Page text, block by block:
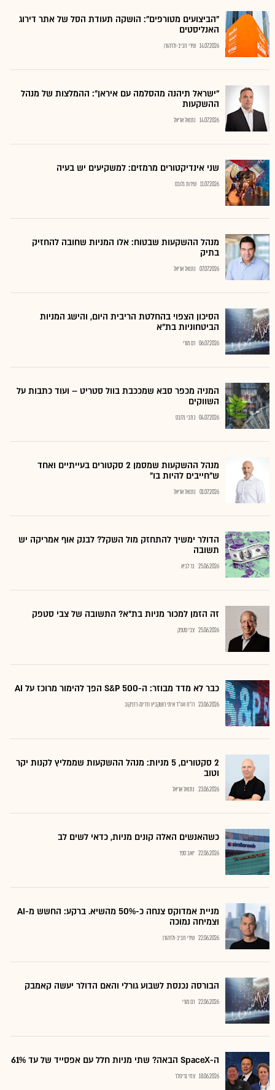
"הביצועים מטורפים": הושקה תעודת הסל של אתר דירוג
האנליסטים
14.07.2026 שירי חביב-ולדהורן
"ישראל תיהנה מהסלמה עם איראן": ההמלצות של מנהל
ההשקעות
14.07.2026 נתנאל אריאל
שני אינדיקטורים מרמזים: למשקיעים יש בעיה
11.07.2026 שירות גלובס
מנהל ההשקעות שבטוח: אלו המניות שחובה להחזיק
בתיק
07.07.2026 נתנאל אריאל
הסיכון הצפוי בהחלטת הריבית היום, והישג המניות
הביטחוניות בת"א
06.07.2026 רם מורי
המניה מכפר סבא שמככבת בוול סטריט – ועוד כתבות על
השווקים
04.07.2026 כתבי גלובס
מנהל ההשקעות שמסמן 2 סקטורים בעייתיים ואחד
ש"חייבים להיות בו"
01.07.2026 נתנאל אריאל
הדולר ימשיך להתחזק מול השקל? לבנק אוף אמריקה יש
תשובה
25.06.2026 בר לביא
זה הזמן למכור מניות בת"א? התשובה של צבי סטפק
25.06.2026 צבי סטפק
כבר לא מדד מבוזר: ה-S&P 500 הפך להימור מרוכז על AI
23.06.2026 רו"ח ועו"ד איתי רושקביץ ודרינה רזניקוב
2 סקטורים, 5 מניות: מנהל ההשקעות שממליץ לקנות יקר
וטוב
23.06.2026 נתנאל אריאל
כשהאנשים האלה קונים מניות, כדאי לשים לב
22.06.2026 יואב ספר
מניית אמדוקס צנחה כ-50% מהשיא. ברקע: החשש מ-AI
וצמיחה נמוכה
22.06.2026 שירי חביב-ולדהורן
הבורסה נכנסת לשבוע גורלי והאם הדולר יעשה קאמבק
22.06.2026 רם מורי
ה-SpaceX הבאה? שתי מניות חלל עם אפסייד של עד 61%
18.06.2026 צחי גרינולד